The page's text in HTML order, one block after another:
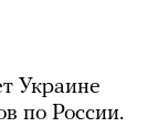
Украине
по России.